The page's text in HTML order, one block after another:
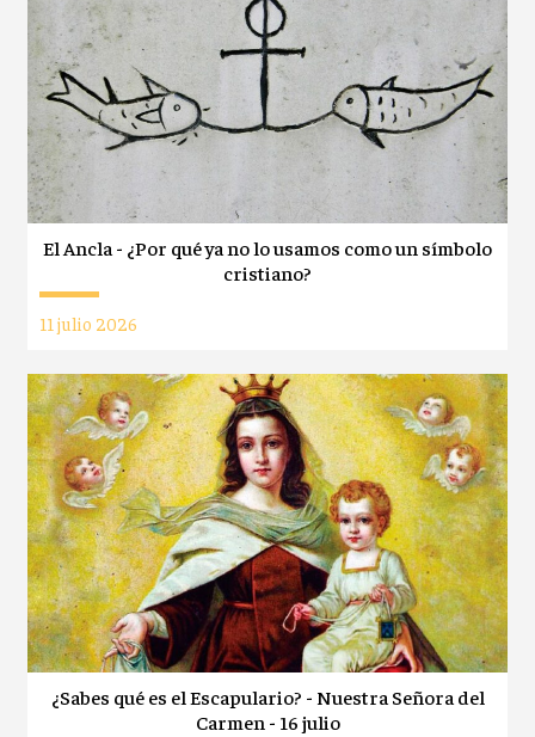
El Ancla - ¿Por qué ya no lo usamos como un símbolo
cristiano?
11 julio 2026
¿Sabes qué es el Escapulario? - Nuestra Señora del
Carmen - 16 julio